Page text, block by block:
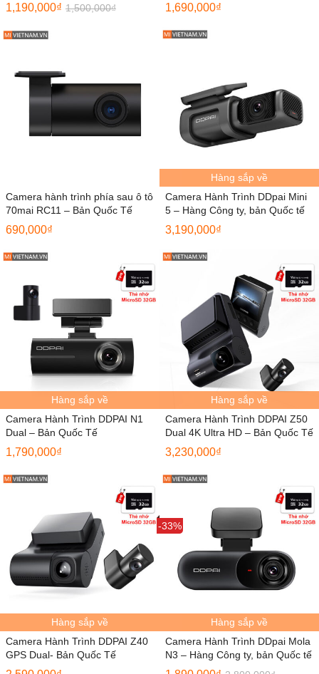
1,190,000₫ 1,500,000₫ 1,690,000₫
Camera hành trình phía sau ô tô
70mai RC11 – Bản Quốc Tế
690,000₫
Hàng sắp về
Camera Hành Trình DDpai Mini
5 – Hàng Công ty, bản Quốc tế
3,190,000₫
Hàng sắp về
Camera Hành Trình DDPAI N1
Dual – Bản Quốc Tế
1,790,000₫
Hàng sắp về
Camera Hành Trình DDPAI Z50
Dual 4K Ultra HD – Bản Quốc Tế
3,230,000₫
Hàng sắp về
Camera Hành Trình DDPAI Z40
GPS Dual- Bản Quốc Tế
Sale
-33%
Hàng sắp về
Camera Hành Trình DDpai Mola
N3 – Hàng Công ty, bản Quốc tế